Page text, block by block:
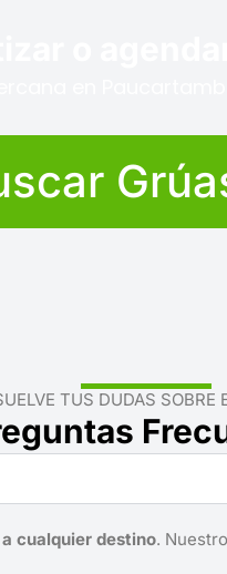
TUS DUDAS SOBRE
cualquier destino.